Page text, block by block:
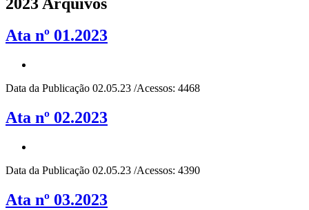
Ata nº 01.2023
Data da Publicação 02.05.23 /Acessos: 4468
Ata nº 02.2023
Data da Publicação 02.05.23 /Acessos: 4390
Ata nº 03.2023